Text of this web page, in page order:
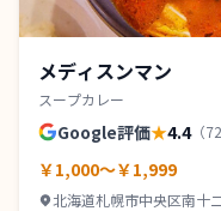
メディスンマン
スープカレー
Google評価★4.4（
￥1,000～￥1,999
北海道札幌市中央区南十